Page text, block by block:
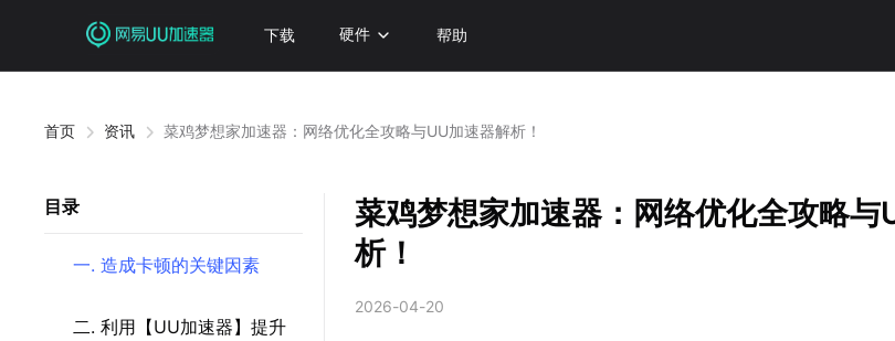
下载 硬件 帮助
首页 资讯 菜鸡梦想家加速器：网络优化全攻略与UU加速器解析！
目录
一. 造成卡顿的关键因素
二. 利用【UU加速器】提升
菜鸡梦想家加速器：网络优化全攻略与
析！
2026-04-20